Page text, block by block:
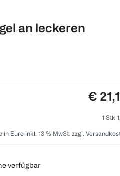
an leckeren
Preis:
€
1 Stk
in Euro inkl. 13 % MwSt. zzgl.
verfügbar